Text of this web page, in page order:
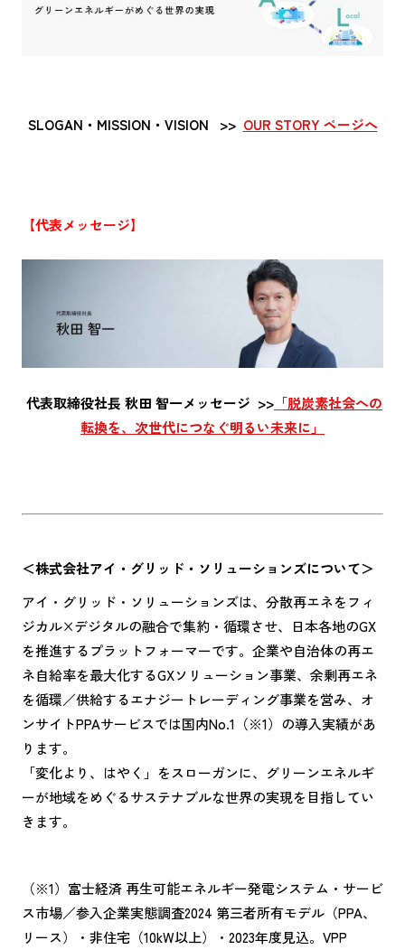
SLOGAN・MISSION・VISION >> OUR STORY ページへ
【代表メッセージ】
代表取締役社長 秋田 智一メッセージ >> 「脱炭素社会への
転換を、次世代につなぐ明るい未来に」
＜株式会社アイ・グリッド・ソリューションズについて＞
アイ・グリッド・ソリューションズは、分散再エネをフィ
ジカル×デジタルの融合で集約・循環させ、日本各地のGX
を推進するプラットフォーマーです。企業や自治体の再エ
ネ自給率を最大化するGXソリューション事業、余剰再エネ
を循環／供給するエナジートレーディング事業を営み、オ
ンサイトPPAサービスでは国内No.1（※1）の導入実績があ
ります。
「変化より、はやく」をスローガンに、グリーンエネルギ
ーが地域をめぐるサステナブルな世界の実現を目指してい
きます。
（※1）富士経済 再生可能エネルギー発電システム・サービ
ス市場／参入企業実態調査2024 第三者所有モデル（PPA、
リース）・非住宅（10kW以上）・2023年度見込。VPP